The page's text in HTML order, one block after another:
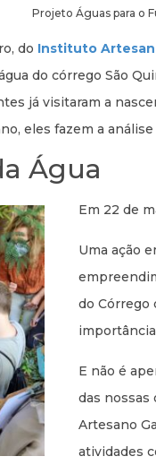
Projeto Águas para o
do Instituto
do córrego São
já visitaram a
eles fazem a análise
Água
Em 22 de
Uma ação
do Córrego
E não é
das nossas
Artesano
atividades